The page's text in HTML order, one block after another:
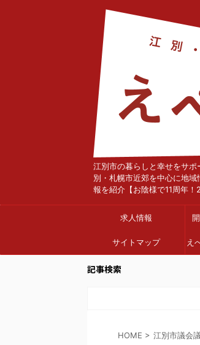
江別市の暮らしと幸せをサ
別・札幌市近郊を中心に地
報を紹介【お陰様で11周年！
求人情報
サイトマップ え
記事検索
HOME > 江別市議会